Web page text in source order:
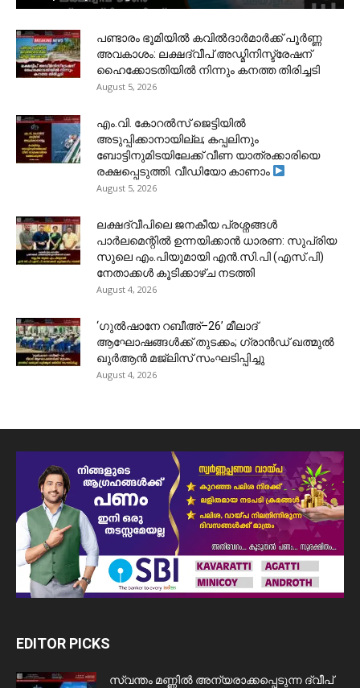
പണ്ടാരം ഭൂമിയിൽ കവിൽദാർമാർക്ക് പൂർണ്ണ
അവകാശം: ലക്ഷദ്വീപ് അഡ്മിനിസ്ട്രേഷന്
ഹൈക്കോടതിയിൽ നിന്നും കനത്ത തിരിച്ചടി
August 5, 2026
​എം.വി. കോറൽസ് ജെട്ടിയിൽ
അടുപ്പിക്കാനായില്ല; കപ്പലിനും
ബോട്ടിനുമിടയിലേക്ക് വീണ യാത്രക്കാരിയെ
രക്ഷപ്പെടുത്തി. വീഡിയോ കാണാം
August 5, 2026
ലക്ഷദ്വീപിലെ ജനകീയ പ്രശ്നങ്ങൾ
പാർലമെന്റിൽ ഉന്നയിക്കാൻ ധാരണ: സുപ്രിയ
സുലെ എം.പിയുമായി എൻ.സി.പി (എസ്.പി)
നേതാക്കൾ കൂടിക്കാഴ്ച നടത്തി
August 4, 2026
‘ഗുൽഷാനേ റബീഅ്–26’ മീലാദ്
ആഘോഷങ്ങൾക്ക് തുടക്കം; ഗ്രാൻഡ് ഖത്മുൽ
ഖുർആൻ മജ്‌ലിസ് സംഘടിപ്പിച്ചു
August 4, 2026
EDITOR PICKS
സ്വന്തം മണ്ണിൽ അന്യരാക്കപ്പെടുന്ന ദ്വീപ്